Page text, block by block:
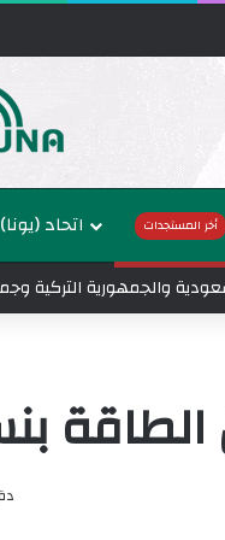
اتحاد (يونا) أخر المستجدات
والجمهورية التركية
30 في